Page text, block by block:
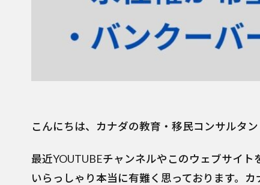
こんにちは、カナダの教育・移民コンサルタン
最近YOUTUBEチャンネルやこのウェブサイ
いらっしゃり本当に有難く思っております。